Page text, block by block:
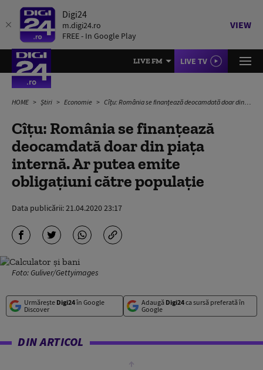
Digi24
m.digi24.ro
FREE - In Google Play
VIEW
LIVE FM LIVE TV
HOME Știri Economie Cîțu: România se finanțează deocamdată doar din piața internă. Ar putea emite obligațiuni către populație
Cîțu: România se finanțează
deocamdată doar din piața
internă. Ar putea emite
obligațiuni către populație
Data publicării:21.04.2020 23:17
Foto: Guliver/Gettyimages
Urmărește Digi24în Google
Discover
Adaugă Digi24ca sursă preferată în
Google
DIN ARTICOL